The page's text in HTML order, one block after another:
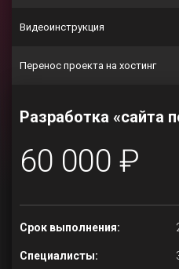
Видеоинструкция
Перенос проекта на хостинг
Разработка «сайта
60 000 ₽
Срок выполнения:
Специалисты: